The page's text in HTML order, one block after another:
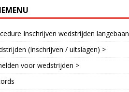
Inschrijven wedstrijden langebaan
(Inschrijven / uitslagen) >
voor wedstrijden >